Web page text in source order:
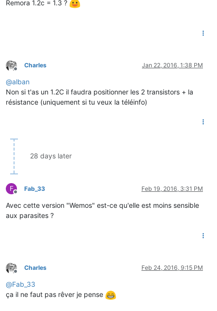
Remora 1.2c = 1.3 ?
Offline
Charles Jan 22, 2016, 1:38 PM
@alban
Non si t'as un 1.2C il faudra positionner les 2 transistors + la
résistance (uniquement si tu veux la téléinfo)
28 days later
F
Offline
Fab_33 Feb 19, 2016, 3:31 PM
Avec cette version "Wemos" est-ce qu'elle est moins sensible
aux parasites ?
Offline
Charles Feb 24, 2016, 9:15 PM
@Fab_33
ça il ne faut pas rêver je pense